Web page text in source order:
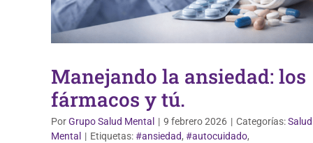
Manejando la ansiedad: los
fármacos y tú.
PorGrupo Salud Mental | 9 febrero 2026 | Categorías:Salud
Mental
| Etiquetas:#ansiedad, #autocuidado,